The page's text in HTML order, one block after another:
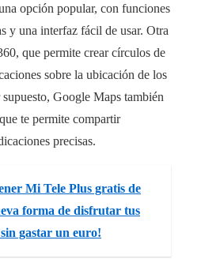
opción popular, con funciones
y una interfaz fácil de usar. Otra
que permite crear círculos de
sobre la ubicación de los
Google Maps también
te permite compartir
precisas.
Mi Tele Plus gratis de
forma de disfrutar tus
gastar un euro!